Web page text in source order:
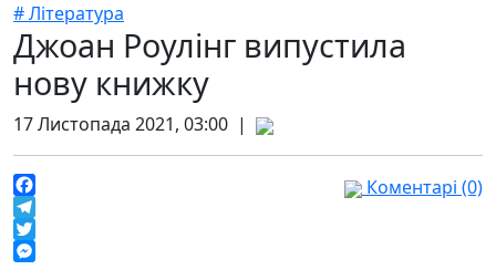
# Література
Джоан Роулінг випустила
нову книжку
17 Листопада 2021, 03:00 |
Facebook
Telegram
Twitter
Коментарі (0)